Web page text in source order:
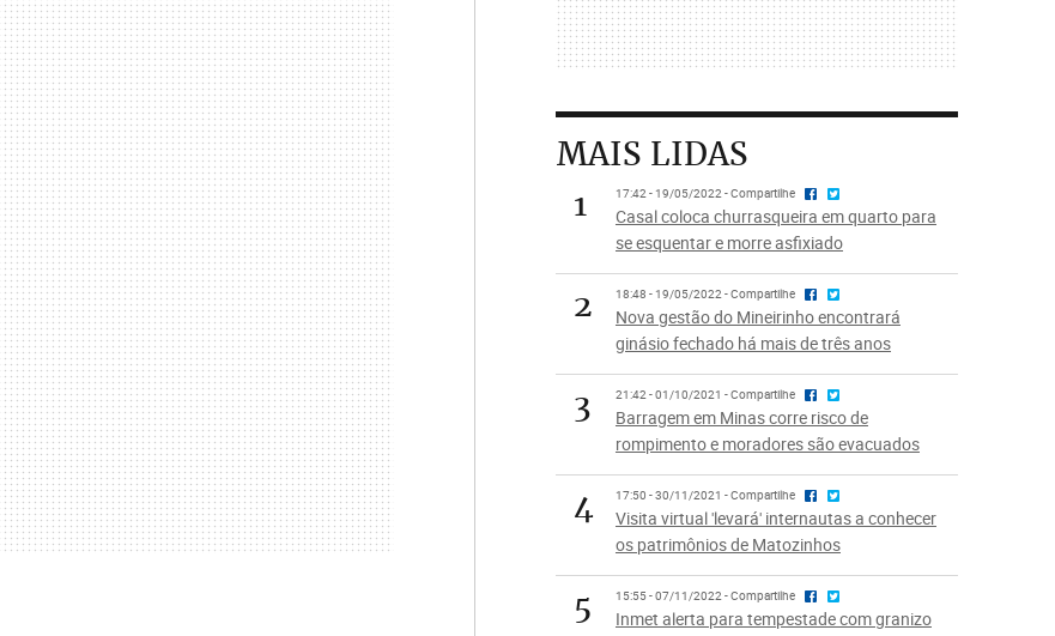
MAIS LIDAS
1
17:42 - 19/05/2022 - Compartilhe
Casal coloca churrasqueira em quarto para
se esquentar e morre asfixiado
2 18:48 - 19/05/2022 - Compartilhe
Nova gestão do Mineirinho encontrará
ginásio fechado há mais de três anos
3 21:42 - 01/10/2021 - Compartilhe
Barragem em Minas corre risco de
rompimento e moradores são evacuados
4 17:50 - 30/11/2021 - Compartilhe
Visita virtual 'levará' internautas a conhecer
os patrimônios de Matozinhos
5 15:55 - 07/11/2022 - Compartilhe
Inmet alerta para tempestade com granizo